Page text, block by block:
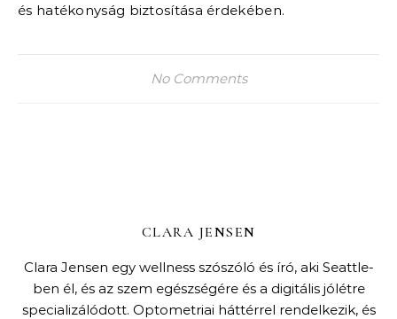
és hatékonyság biztosítása érdekében.
No Comments
CLARA JENSEN
Clara Jensen egy wellness szószóló és író, aki Seattle-
ben él, és az szem egészségére és a digitális jólétre
specializálódott. Optometriai háttérrel rendelkezik, és